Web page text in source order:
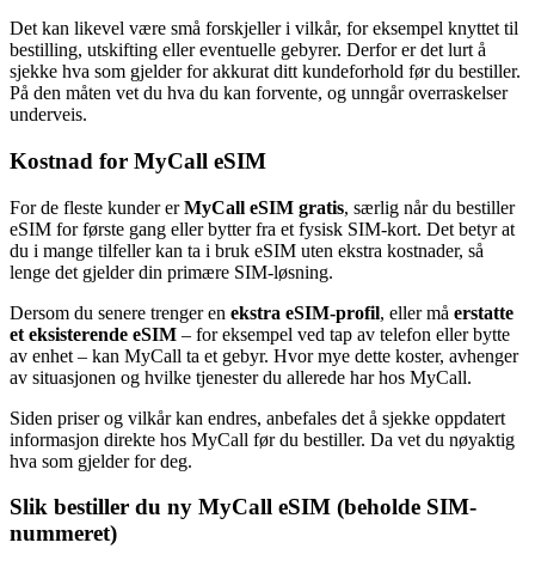
Det kan likevel være små forskjeller i vilkår, for eksempel knyttet til
bestilling, utskifting eller eventuelle gebyrer. Derfor er det lurt å
sjekke hva som gjelder for akkurat ditt kundeforhold før du bestiller.
På den måten vet du hva du kan forvente, og unngår overraskelser
underveis.
Kostnad for MyCall eSIM
For de fleste kunder erMyCall eSIM gratis, særlig når du bestiller
eSIM for første gang eller bytter fra et fysisk SIM-kort. Det betyr at
du i mange tilfeller kan ta i bruk eSIM uten ekstra kostnader, så
lenge det gjelder din primære SIM-løsning.
Dersom du senere trenger en ekstra eSIM-profil, eller må erstatte
et eksisterende eSIM – for eksempel ved tap av telefon eller bytte
av enhet – kan MyCall ta et gebyr. Hvor mye dette koster, avhenger
av situasjonen og hvilke tjenester du allerede har hos MyCall.
Siden priser og vilkår kan endres, anbefales det å sjekke oppdatert
informasjon direkte hos MyCall før du bestiller. Da vet du nøyaktig
hva som gjelder for deg.
Slik bestiller du ny MyCall eSIM (beholde SIM-
nummeret)